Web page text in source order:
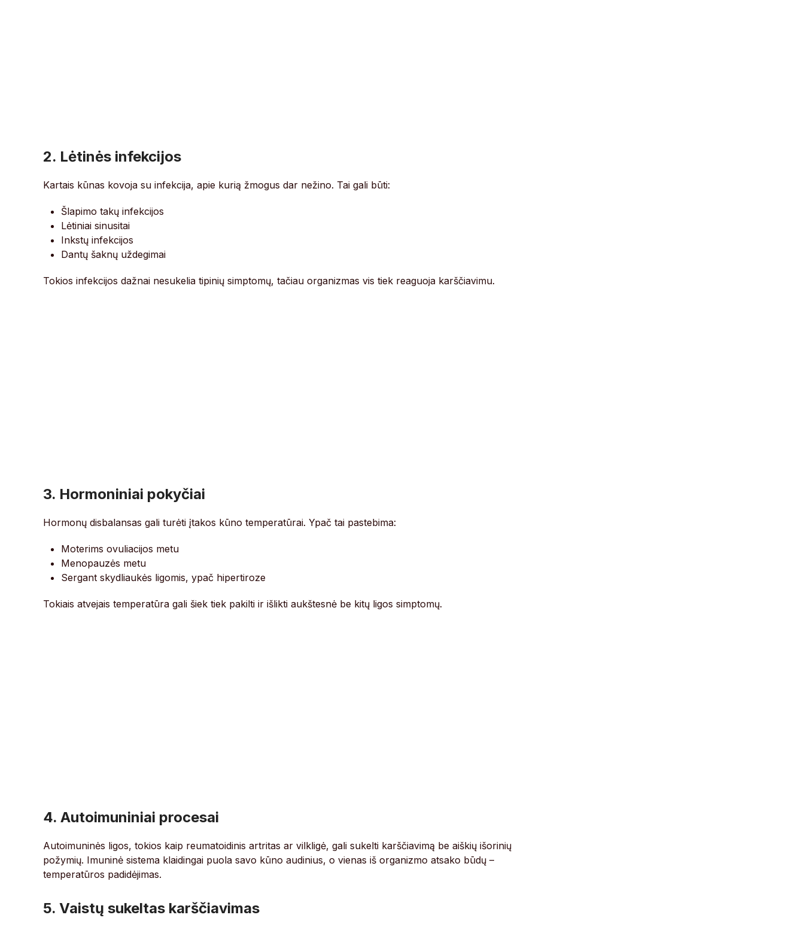
2. Lėtinės infekcijos
Kartais kūnas kovoja su infekcija, apie kurią žmogus dar nežino. Tai gali būti:
Šlapimo takų infekcijos
Lėtiniai sinusitai
Inkstų infekcijos
Dantų šaknų uždegimai
Tokios infekcijos dažnai nesukelia tipinių simptomų, tačiau organizmas vis tiek reaguoja karščiavimu.
3. Hormoniniai pokyčiai
Hormonų disbalansas gali turėti įtakos kūno temperatūrai. Ypač tai pastebima:
Moterims ovuliacijos metu
Menopauzės metu
Sergant skydliaukės ligomis, ypač hipertiroze
Tokiais atvejais temperatūra gali šiek tiek pakilti ir išlikti aukštesnė be kitų ligos simptomų.
4. Autoimuniniai procesai
Autoimuninės ligos, tokios kaip reumatoidinis artritas ar vilkligė, gali sukelti karščiavimą be aiškių išorinių
požymių. Imuninė sistema klaidingai puola savo kūno audinius, o vienas iš organizmo atsako būdų –
temperatūros padidėjimas.
5. Vaistų sukeltas karščiavimas